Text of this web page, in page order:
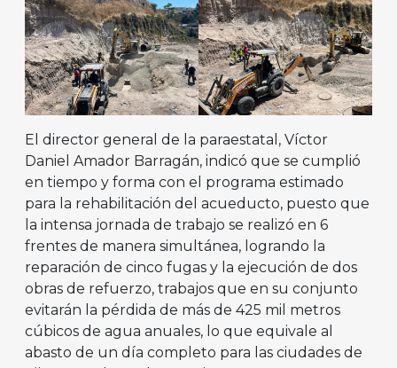
El director general de la paraestatal, Víctor
Daniel Amador Barragán, indicó que se cumplió
en tiempo y forma con el programa estimado
para la rehabilitación del acueducto, puesto que
la intensa jornada de trabajo se realizó en 6
frentes de manera simultánea, logrando la
reparación de cinco fugas y la ejecución de dos
obras de refuerzo, trabajos que en su conjunto
evitarán la pérdida de más de 425 mil metros
cúbicos de agua anuales, lo que equivale al
abasto de un día completo para las ciudades de